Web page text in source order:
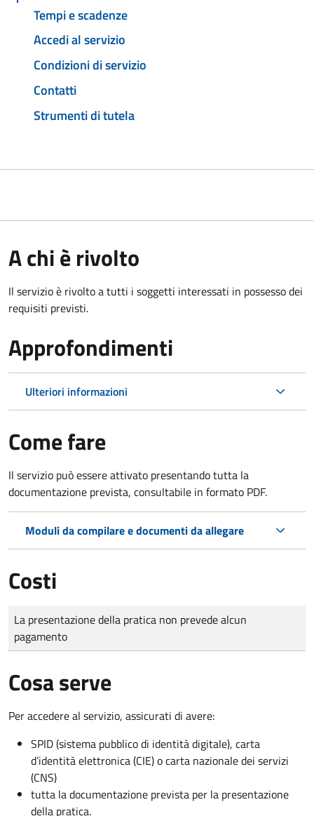
Tempi e scadenze
Accedi al servizio
Condizioni di servizio
Contatti
Strumenti di tutela
A chi è rivolto
Il servizio è rivolto a tutti i soggetti interessati in possesso dei
requisiti previsti.
Approfondimenti
Ulteriori informazioni
Come fare
Il servizio può essere attivato presentando tutta la
documentazione prevista, consultabile in formato PDF.
Moduli da compilare e documenti da allegare
Costi
Tipo di pagamento
Importo
La presentazione della pratica non prevede alcun
pagamento
Cosa serve
Per accedere al servizio, assicurati di avere:
SPID (sistema pubblico di identità digitale), carta
d’identità elettronica (CIE) o carta nazionale dei servizi
(CNS)
tutta la documentazione prevista per la presentazione
della pratica.